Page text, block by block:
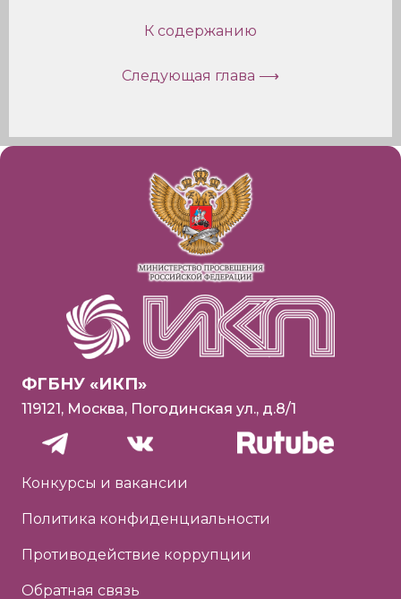
К содержанию
Следующая глава ⟶
ФГБНУ «ИКП»
119121, Москва, Погодинская ул., д.8/1
Конкурсы и вакансии
Политика конфиденциальности
Противодействие коррупции
Обратная связь